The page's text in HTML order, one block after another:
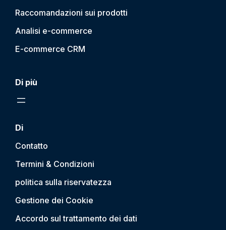
Raccomandazioni sui prodotti
Analisi e-commerce
E-commerce CRM
Di più
Di
Contatto
Termini & Condizioni
politica sulla riservatezza
Gestione dei Cookie
Accordo sul trattamento dei dati